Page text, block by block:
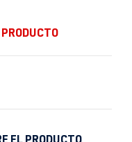
EL PRODUCTO